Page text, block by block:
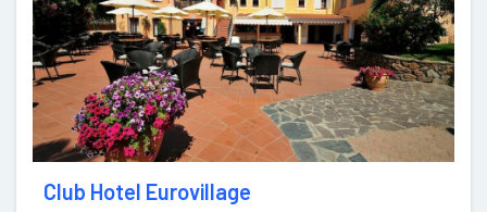
Club Hotel Eurovillage